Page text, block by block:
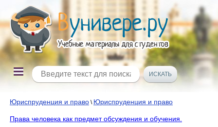
Юриспруденция и право \ Юриспруденция и право
Права человека как предмет обсуждения и обучения.